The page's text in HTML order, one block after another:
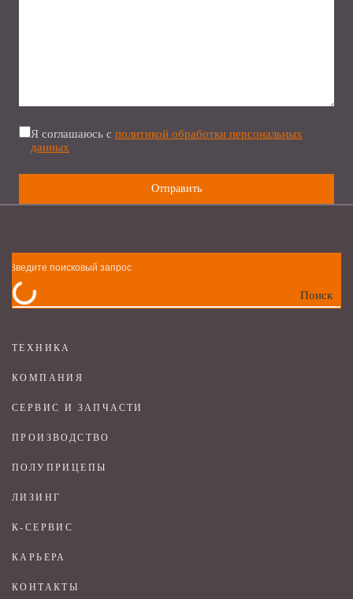
Я соглашаюсь с политикой обработки персональных
данных
ТЕХНИКА
КОМПАНИЯ
СЕРВИС И ЗАПЧАСТИ
ПРОИЗВОДСТВО
ПОЛУПРИЦЕПЫ
ЛИЗИНГ
К-СЕРВИС
КАРЬЕРА
КОНТАКТЫ
Поиск